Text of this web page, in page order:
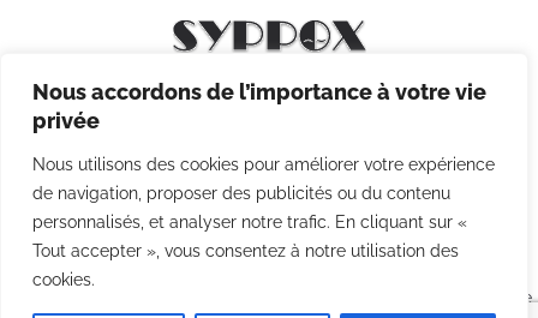
Nous accordons de l’importance à votre vie
privée
Nous utilisons des cookies pour améliorer votre expérience
de navigation, proposer des publicités ou du contenu
personnalisés, et analyser notre trafic. En cliquant sur «
Tout accepter », vous consentez à notre utilisation des
cookies.
Mentions légales
Politique des cookies
CGV
Agence